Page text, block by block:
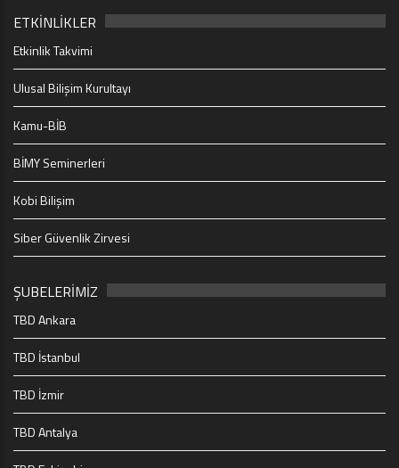
ETKİNLİKLER
Etkinlik Takvimi
Ulusal Bilişim Kurultayı
Kamu-BİB
BİMY Seminerleri
Kobi Bilişim
Siber Güvenlik Zirvesi
ŞUBELERİMİZ
TBD Ankara
TBD İstanbul
TBD İzmir
TBD Antalya